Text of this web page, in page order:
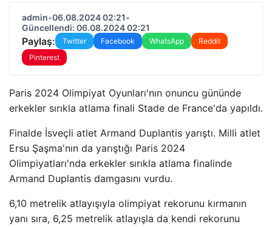
admin•06.08.2024 02:21•
Güncellendi: 06.08.2024 02:21
Paylaş: Twitter Facebook WhatsApp
Reddit
Pinterest
Paris 2024 Olimpiyat Oyunları'nın onuncu gününde
erkekler sırıkla atlama finali Stade de France'da yapıldı.
Finalde İsveçli atlet Armand Duplantis yarıştı. Milli atlet
Ersu Şaşma'nın da yarıştığı Paris 2024
Olimpiyatları'nda erkekler sırıkla atlama finalinde
Armand Duplantis damgasını vurdu.
6,10 metrelik atlayışıyla olimpiyat rekorunu kırmanın
yanı sıra, 6,25 metrelik atlayışla da kendi rekorunu